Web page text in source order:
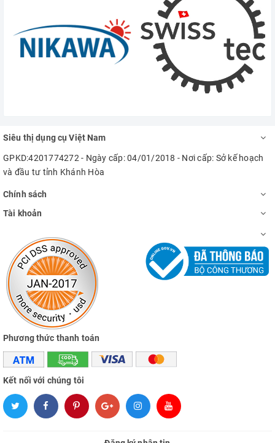
Siêu thị dụng cụ Việt Nam
GPKD:4201774272 - Ngày cấp: 04/01/2018 - Nơi cấp: Sở kế hoạch
và đầu tư tỉnh Khánh Hòa
Chính sách
Tài khoản
Phương thức thanh toán
Kết nối với chúng tôi